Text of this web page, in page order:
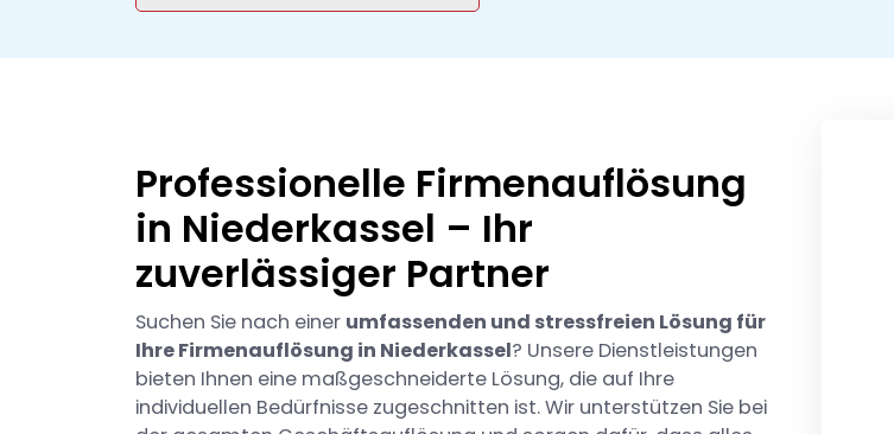
Professionelle Firmenauflösung
in Niederkassel – Ihr
zuverlässiger Partner
Suchen Sie nach einer umfassenden und stressfreien Lösung für
Ihre Firmenauflösung in Niederkassel? Unsere Dienstleistungen
bieten Ihnen eine maßgeschneiderte Lösung, die auf Ihre
individuellen Bedürfnisse zugeschnitten ist. Wir unterstützen Sie bei